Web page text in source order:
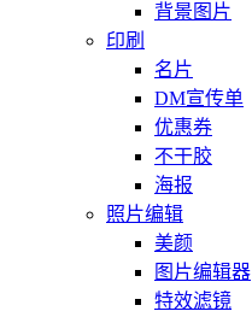
背景图片
印刷
名片
DM宣传单
优惠券
不干胶
海报
照片编辑
美颜
图片编辑器
特效滤镜